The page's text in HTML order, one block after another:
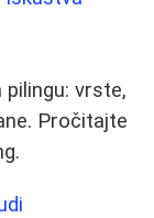
vrste,
Pročitajte